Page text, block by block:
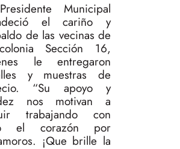
Municipal
el cariño y
de las vecinas de
Sección 16,
le entregaron
y muestras de
“Su apoyo y
nos motivan a
trabajando con
el corazón por
¡Que brille la